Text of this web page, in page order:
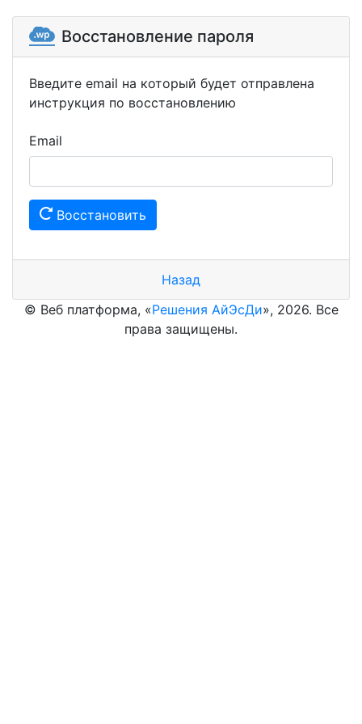
Восстановление пароля
Введите email на который будет отправлена
инструкция по восстановлению
Email
Восстановить
Назад
© Веб платформа, «Решения АйЭсДи», 2026. Все
права защищены.